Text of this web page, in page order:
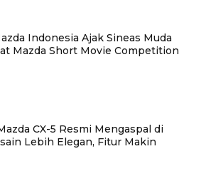
Indonesia Ajak Sineas Muda
Mazda Short Movie Competition
CX-5 Resmi Mengaspal di
Lebih Elegan, Fitur Makin